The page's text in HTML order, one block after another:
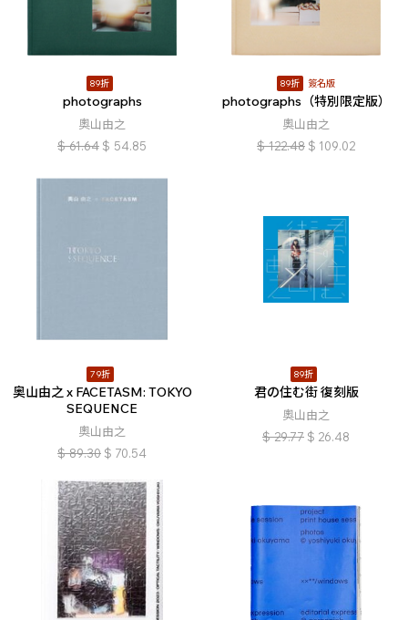
89折
photographs
奧山由之
$ 61.64 $ 54.85
89折 簽名版
photographs（特別限定版）
奧山由之
$ 122.48 $ 109.02
79折
奥山由之 x FACETASM: TOKYO
SEQUENCE
奧山由之
$ 89.30 $ 70.54
89折
君の住む街 復刻版
奧山由之
$ 29.77 $ 26.48